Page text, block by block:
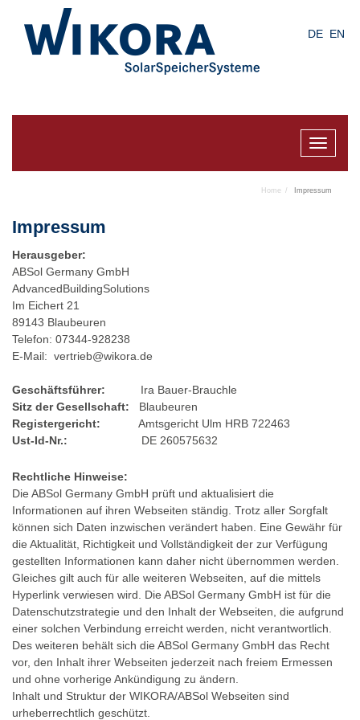
DE EN
Toggle
Home Impressum
Impressum
Herausgeber:
ABSol Germany GmbH
AdvancedBuildingSolutions
Im Eichert 21
89143 Blaubeuren
Telefon: 07344-928238
E-Mail: vertrieb@wikora.de
Geschäftsführer:
Ira Bauer-Brauchle
Sitz der Gesellschaft:
Blaubeuren
Registergericht: Amtsgericht Ulm HRB 722463
Ust-Id-Nr.: DE 260575632
Rechtliche Hinweise:
Die ABSol Germany GmbH prüft und aktualisiert die
Informationen auf ihren Webseiten ständig. Trotz aller Sorgfalt
können sich Daten inzwischen verändert haben. Eine Gewähr für
die Aktualität, Richtigkeit und Vollständigkeit der zur Verfügung
gestellten Informationen kann daher nicht übernommen werden.
Gleiches gilt auch für alle weiteren Webseiten, auf die mittels
Hyperlink verwiesen wird. Die ABSol Germany GmbH ist für die
Datenschutzstrategie und den Inhalt der Webseiten, die aufgrund
einer solchen Verbindung erreicht werden, nicht verantwortlich.
Des weiteren behält sich die ABSol Germany GmbH das Recht
vor, den Inhalt ihrer Webseiten jederzeit nach freiem Ermessen
und ohne vorherige Ankündigung zu ändern.
Inhalt und Struktur der WIKORA/ABSol Webseiten sind
urheberrechtlich geschützt.